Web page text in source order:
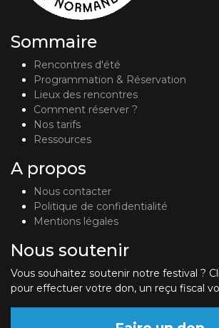
Sommaire
Rencontres d'été
Programmation & Réservation
Lieux des rencontres
Comment réserver ?
Nos tarifs
Ressources
A propos
Nous contacter
Politique de confidentialité
Mentions légales
Nous soutenir
Vous souhaitez soutenir notre festival ?
pour effectuer votre don, un reçu fiscal